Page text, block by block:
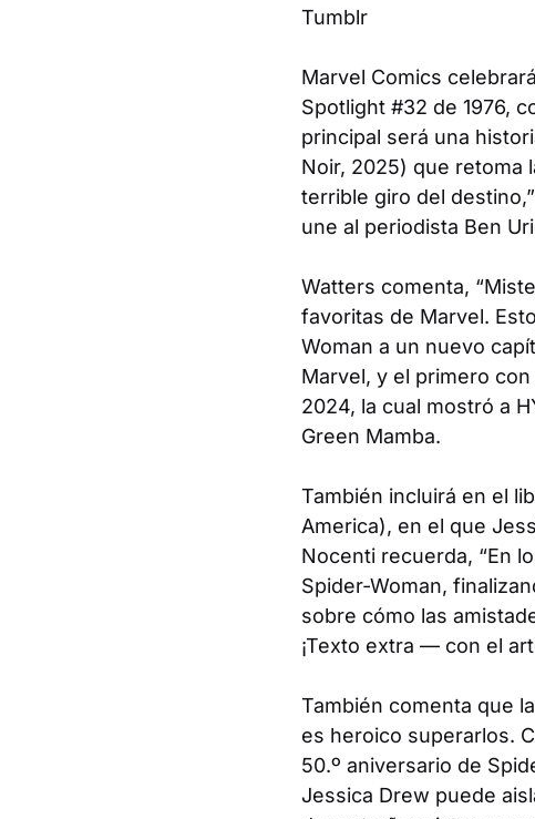
Tumblr
Marvel Comics
Spotlight #32 de 1976,
principal será una
Noir, 2025) que retoma
terrible giro del
une al periodista Ben
Watters comenta,
favoritas de Marvel.
Woman a un nuevo
Marvel, y el primero
2024, la cual mostró a
Green Mamba.
También incluirá en el
America), en el que
Nocenti recuerda, “En
Spider-Woman,
sobre cómo las
¡Texto extra — con el
También comenta que
es heroico superarlos.
50.º aniversario de
Jessica Drew puede